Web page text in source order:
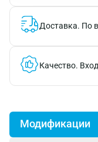
Доставка. По
Качество.
Модификации